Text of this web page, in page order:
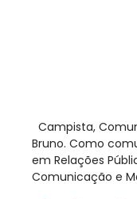
Campista,
Bruno. Como
em Relações
Comunicação e